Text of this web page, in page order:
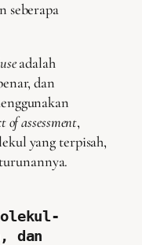
seberapa
adalah
dan
of assessment,
yang terpisah,
dan